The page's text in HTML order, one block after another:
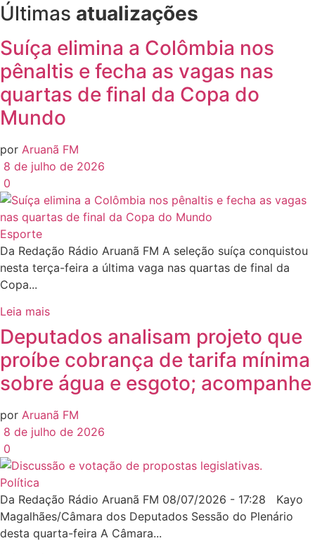
Últimas atualizações
Suíça elimina a Colômbia nos
pênaltis e fecha as vagas nas
quartas de final da Copa do
Mundo
por Aruanã FM
8 de julho de 2026
0
Esporte
Da Redação Rádio Aruanã FM A seleção suíça conquistou
nesta terça-feira a última vaga nas quartas de final da
Copa...
Leia mais
Deputados analisam projeto que
proíbe cobrança de tarifa mínima
sobre água e esgoto; acompanhe
por Aruanã FM
8 de julho de 2026
0
Política
Da Redação Rádio Aruanã FM 08/07/2026 - 17:28 Kayo
Magalhães/Câmara dos Deputados Sessão do Plenário
desta quarta-feira A Câmara...